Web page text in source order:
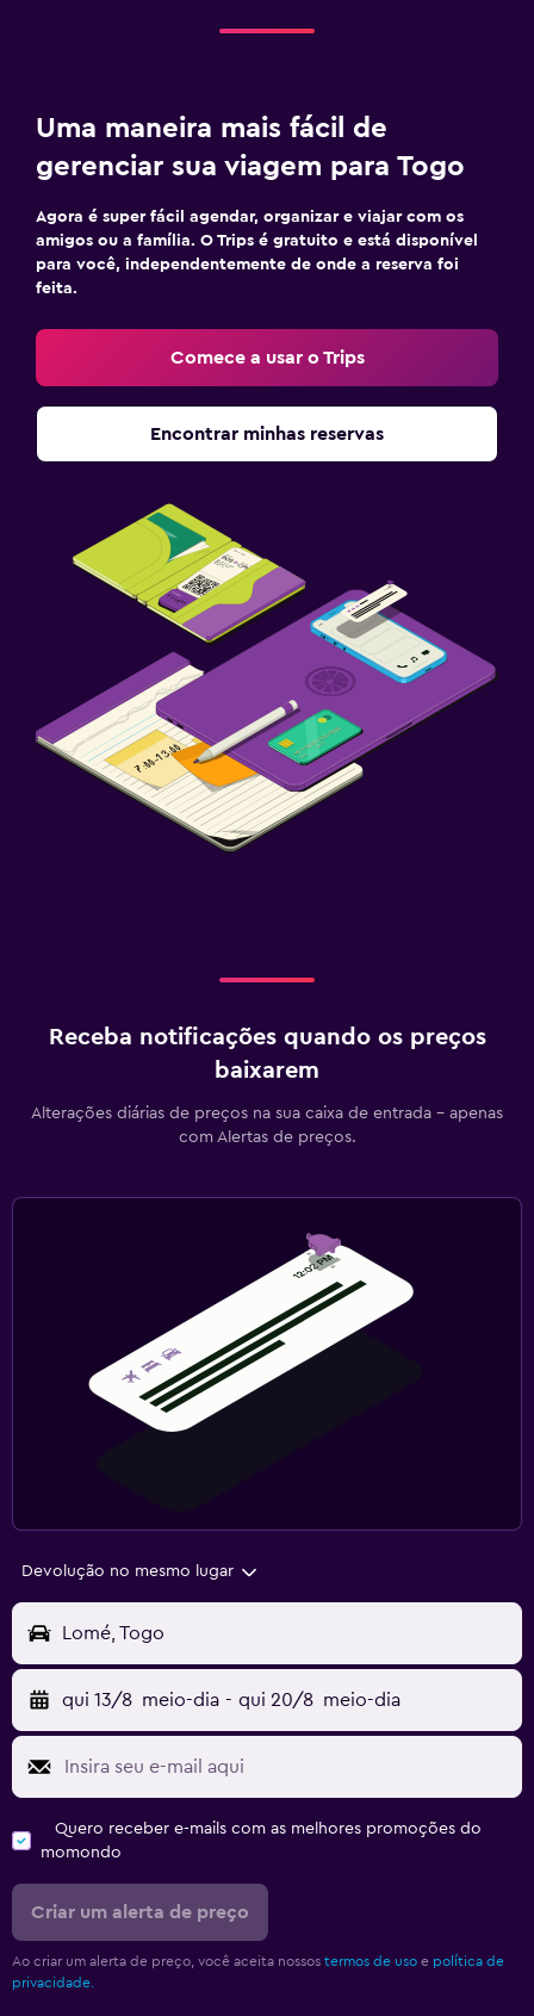
Uma maneira mais fácil de
gerenciar sua viagem para Togo
Agora é super fácil agendar, organizar e viajar com os
amigos ou a família. O Trips é gratuito e está disponível
para você, independentemente de onde a reserva foi
feita.
Comece a usar o Trips
Encontrar minhas reservas
Receba notificações quando os preços
baixarem
Alterações diárias de preços na sua caixa de entrada - apenas
com Alertas de preços.
Devolução no mesmo lugar
Lomé, Togo
qui 13/8 meio-dia - qui 20/8 meio-dia
Quero receber e-mails com as melhores promoções do
momondo
Criar um alerta de preço
Ao criar um alerta de preço, você aceita nossos termos de uso e política de
privacidade.